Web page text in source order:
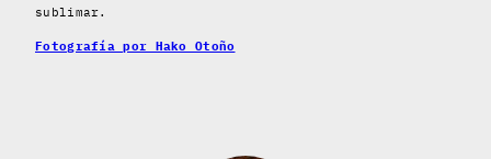
sublimar.
Fotografía por Hako Otoño